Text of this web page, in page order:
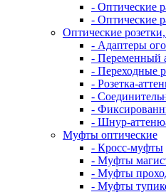
- Оптические
- Оптические
Оптические
- Адаптеры
- Переменный
- Переходные
- Розетка-
-
-
- Шнур-
Муфты оптические
- Кросс-муфты
- Муфты
- Муфты
- Муфты